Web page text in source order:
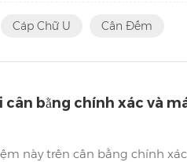
lại Bước 6: Sau khi ổn định,
Cáp Chữ U Cân Đếm
cân bằng chính xác và
này trên cân bằng chính